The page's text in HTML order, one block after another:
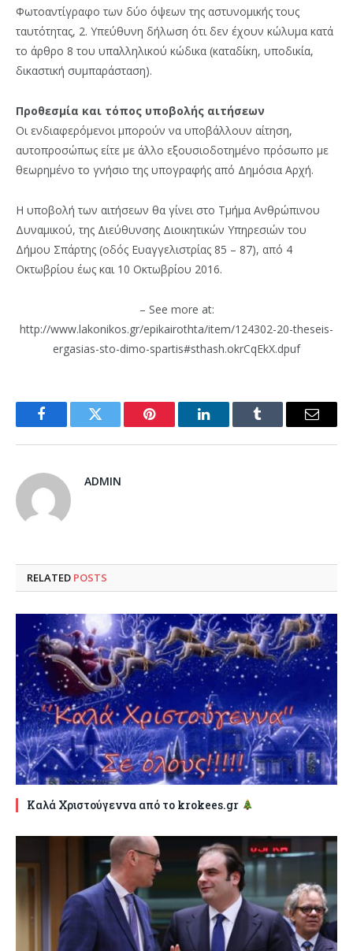
Φωτοαντίγραφο των δύο όψεων της αστυνομικής τους
ταυτότητας, 2. Υπεύθυνη δήλωση ότι δεν έχουν κώλυμα κατά
το άρθρο 8 του υπαλληλικού κώδικα (καταδίκη, υποδικία,
δικαστική συμπαράσταση).
Προθεσμία και τόπος υποβολής αιτήσεων
Οι ενδιαφερόμενοι μπορούν να υποβάλλουν αίτηση,
αυτοπροσώπως είτε με άλλο εξουσιοδοτημένο πρόσωπο με
θεωρημένο το γνήσιο της υπογραφής από Δημόσια Αρχή.
Η υποβολή των αιτήσεων θα γίνει στο Τμήμα Ανθρώπινου
Δυναμικού, της Διεύθυνσης Διοικητικών Υπηρεσιών του
Δήμου Σπάρτης (οδός Ευαγγελιστρίας 85 – 87), από 4
Οκτωβρίου έως και 10 Οκτωβρίου 2016.
– See more at:
http://www.lakonikos.gr/epikairothta/item/124302-20-theseis-
ergasias-sto-dimo-spartis#sthash.okrCqEkX.dpuf
FacebookTwitter Pinterest LinkedInTumblr Email
ADMIN
RELATED POSTS
Καλά Χριστούγεννα από το krokees.gr